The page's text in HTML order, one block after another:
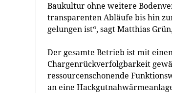
Baukultur ohne weitere
transparenten Abläufe bis hin
gelungen ist“, sagt Matthias
Der gesamte Betrieb ist mit
Chargenrückverfolgbarkeit
ressourcenschonende
an eine